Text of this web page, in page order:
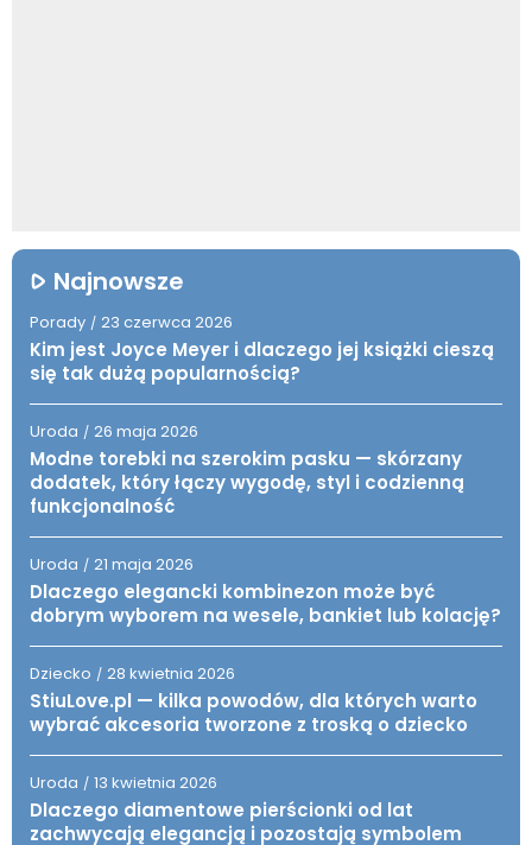
Najnowsze
Porady / 23 czerwca 2026
Kim jest Joyce Meyer i dlaczego jej książki cieszą
się tak dużą popularnością?
Uroda / 26 maja 2026
Modne torebki na szerokim pasku — skórzany
dodatek, który łączy wygodę, styl i codzienną
funkcjonalność
Uroda / 21 maja 2026
Dlaczego elegancki kombinezon może być
dobrym wyborem na wesele, bankiet lub kolację?
Dziecko / 28 kwietnia 2026
StiuLove.pl — kilka powodów, dla których warto
wybrać akcesoria tworzone z troską o dziecko
Uroda / 13 kwietnia 2026
Dlaczego diamentowe pierścionki od lat
zachwycają elegancją i pozostają symbolem